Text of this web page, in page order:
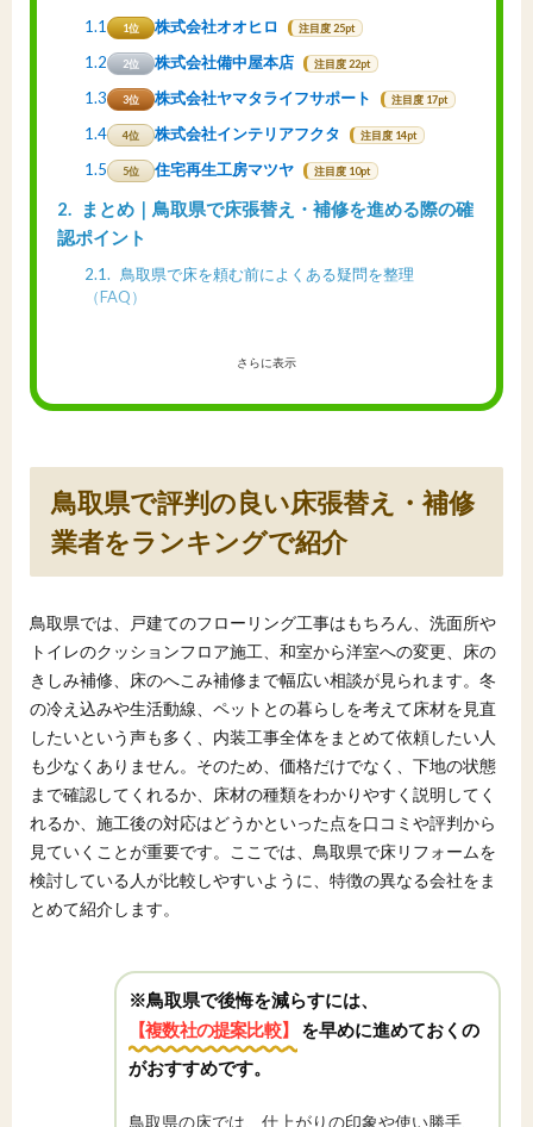
1.1 1位 株式会社オオヒロ 注目度 25pt
1.2 2位 株式会社備中屋本店 注目度 22pt
1.3 3位 株式会社ヤマタライフサポート 注目度 17pt
1.4 4位 株式会社インテリアフクタ 注目度 14pt
1.5 5位 住宅再生工房マツヤ 注目度 10pt
2
まとめ｜鳥取県で床張替え・補修を進める際の確
認ポイント
2.1
鳥取県で床を頼む前によくある疑問を整理
（FAQ）
さらに表示
鳥取県で評判の良い床張替え・補修
業者をランキングで紹介
鳥取県では、戸建てのフローリング工事はもちろん、洗面所や
トイレのクッションフロア施工、和室から洋室への変更、床の
きしみ補修、床のへこみ補修まで幅広い相談が見られます。冬
の冷え込みや生活動線、ペットとの暮らしを考えて床材を見直
したいという声も多く、内装工事全体をまとめて依頼したい人
も少なくありません。そのため、価格だけでなく、下地の状態
まで確認してくれるか、床材の種類をわかりやすく説明してく
れるか、施工後の対応はどうかといった点を口コミや評判から
見ていくことが重要です。ここでは、鳥取県で床リフォームを
検討している人が比較しやすいように、特徴の異なる会社をま
とめて紹介します。
※鳥取県で後悔を減らすには、
【複数社の提案比較】
を早めに進めておくの
がおすすめです。
鳥取県の床では、仕上がりの印象や使い勝手、